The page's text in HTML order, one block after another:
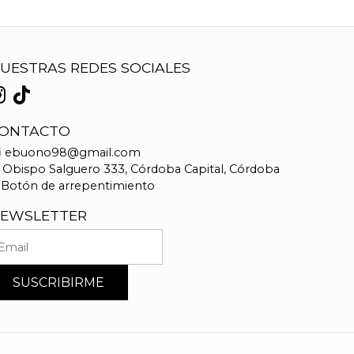
REDES SOCIALES
ebuono98@gmail.com
Obispo Salguero 333, Córdoba Capital, Córdoba
Botón de arrepentimiento
SUSCRIBIRME